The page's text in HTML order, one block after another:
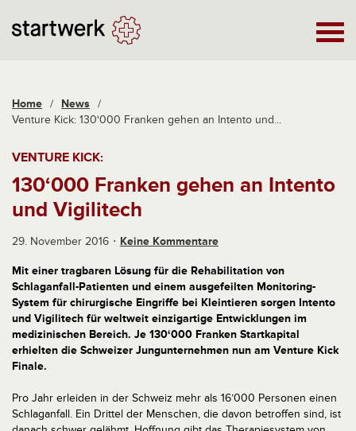
Home / News /
Venture Kick: 130‘000 Franken gehen an Intento und...
VENTURE KICK:
130‘000 Franken gehen an Intento
und Vigilitech
29. November 2016 Keine Kommentare
Mit einer tragbaren Lösung für die Rehabilitation von
Schlaganfall-Patienten und einem ausgefeilten Monitoring-
System für chirurgische Eingriffe bei Kleintieren sorgen Intento
und Vigilitech für weltweit einzigartige Entwicklungen im
medizinischen Bereich. Je 130‘000 Franken Startkapital
erhielten die Schweizer Jungunternehmen nun am Venture Kick
Finale.
Pro Jahr erleiden in der Schweiz mehr als 16’000 Personen einen
Schlaganfall. Ein Drittel der Menschen, die davon betroffen sind, ist